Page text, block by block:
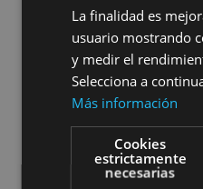
Museos y
Camino
La finalidad es
usuario mostrando
y medir el
Selecciona a
Más información
Cookies
estrictamente
necesarias